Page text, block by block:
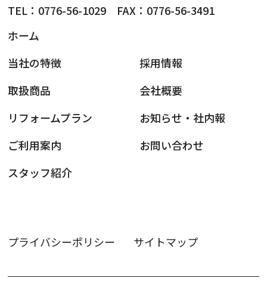
TEL：0776-56-1029 FAX：0776-56-3491
ホーム
当社の特徴
取扱商品
リフォームプラン
ご利用案内
スタッフ紹介
採用情報
会社概要
お知らせ・社内報
お問い合わせ
プライバシーポリシー サイトマップ